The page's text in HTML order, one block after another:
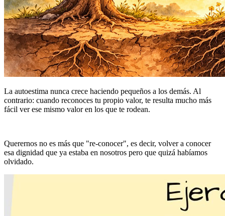
La autoestima nunca crece haciendo pequeños a los demás. Al
contrario: cuando reconoces tu propio valor, te resulta mucho más
fácil ver ese mismo valor en los que te rodean.
Querernos no es más que "re-conocer", es decir, volver a conocer
esa dignidad que ya estaba en nosotros pero que quizá habíamos
olvidado.